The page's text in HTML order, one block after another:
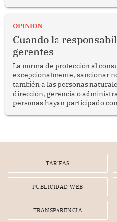
enfrenta desafíos en materia de
OPINION
Cuando la
gerentes
La norma de protección al
excepcionalmente, sancionar
también a las personas
dirección, gerencia o
personas hayan participado
por la frustrada realización de
TARIFAS
PUBLICIDAD WEB
TRANSPARENCIA